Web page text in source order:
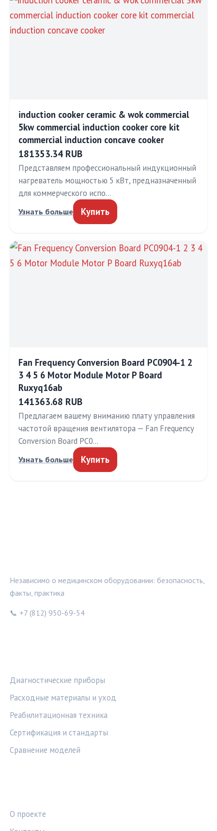
induction cooker ceramic & wok commercial
5kw commercial induction cooker core kit
commercial induction concave cooker
181353.34 RUB
Представляем профессиональный индукционный
нагреватель мощностью 5 кВт, предназначенный
для коммерческого испо…
Узнать больше Купить
Fan Frequency Conversion Board PC0904-1 2
3 4 5 6 Motor Module Motor P Board
Ruxyq16ab
141363.68 RUB
Предлагаем вашему вниманию плату управления
частотой вращения вентилятора — Fan Frequency
Conversion Board PC0…
Узнать больше Купить
Независимо о медицинском оборудовании: безопасность,
факты, практика
📞 +7 (812) 950-69-54
Диагностические приборы
Расходные материалы и уход
Реабилитационная техника
Сертификация и стандарты
Сравнение моделей
О проекте